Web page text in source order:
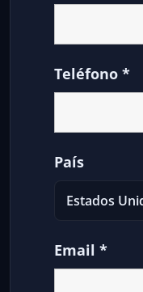
Teléfono *
País
Email *